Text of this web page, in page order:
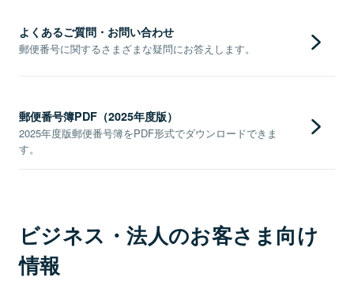
よくあるご質問・お問い合わせ
郵便番号に関するさまざまな疑問にお答えします。
郵便番号簿PDF（2025年度版）
2025年度版郵便番号簿をPDF形式でダウンロードできま
す。
ビジネス・法人のお客さま向け
情報